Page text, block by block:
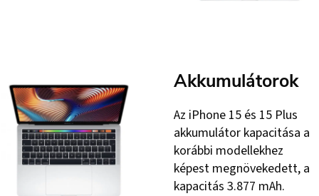
Akkumulátorok
Az iPhone 15 és 15 Plus
akkumulátor kapacitása a
korábbi modellekhez
képest megnövekedett, a
kapacitás 3.877 mAh.